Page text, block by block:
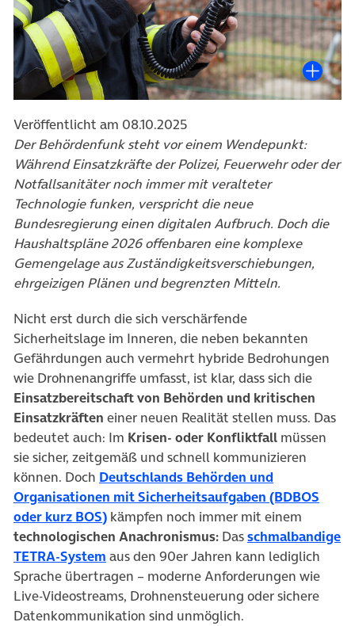
Veröffentlicht am 08.10.2025
Der Behördenfunk steht vor einem Wendepunkt:
Während Einsatzkräfte der Polizei, Feuerwehr oder der
Notfallsanitäter noch immer mit veralteter
Technologie funken, verspricht die neue
Bundesregierung einen digitalen Aufbruch. Doch die
Haushaltspläne 2026 offenbaren eine komplexe
Gemengelage aus Zuständigkeitsverschiebungen,
ehrgeizigen Plänen und begrenzten Mitteln.
Nicht erst durch die sich verschärfende
Sicherheitslage im Inneren, die neben bekannten
Gefährdungen auch vermehrt hybride Bedrohungen
wie Drohnenangriffe umfasst, ist klar, dass sich die
Einsatzbereitschaft von Behörden und kritischen
Einsatzkräften einer neuen Realität stellen muss. Das
bedeutet auch: Im Krisen- oder Konfliktfall müssen
sie sicher, zeitgemäß und schnell kommunizieren
können. Doch Deutschlands Behörden und
Organisationen mit Sicherheitsaufgaben (BDBOS
oder kurz BOS)(öffnet in neuem Tab)
kämpfen noch immer mit einem
technologischen Anachronismus: Dasschmalbandige
TETRA-System (öffnet in neuem Tab)
aus den 90er Jahren kann lediglich
Sprache übertragen – moderne Anforderungen wie
Live-Videostreams, Drohnensteuerung oder sichere
Datenkommunikation sind unmöglich.